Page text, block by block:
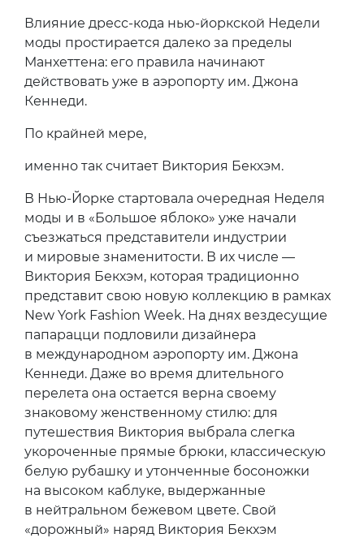
Влияние дресс-кода нью-йоркской Недели
моды простирается далеко за пределы
Манхеттена: его правила начинают
действовать уже в аэропорту им. Джона
Кеннеди.
По крайней мере,
именно так считает Виктория Бекхэм.
В Нью-Йорке стартовала очередная Неделя
моды и в «Большое яблоко» уже начали
съезжаться представители индустрии
и мировые знаменитости. В их числе —
Виктория Бекхэм, которая традиционно
представит свою новую коллекцию в рамках
New York Fashion Week. На днях вездесущие
папарацци подловили дизайнера
в международном аэропорту им. Джона
Кеннеди. Даже во время длительного
перелета она остается верна своему
знаковому женственному стилю: для
путешествия Виктория выбрала слегка
укороченные прямые брюки, классическую
белую рубашку и утонченные босоножки
на высоком каблуке, выдержанные
в нейтральном бежевом цвете. Свой
«дорожный» наряд Виктория Бекхэм